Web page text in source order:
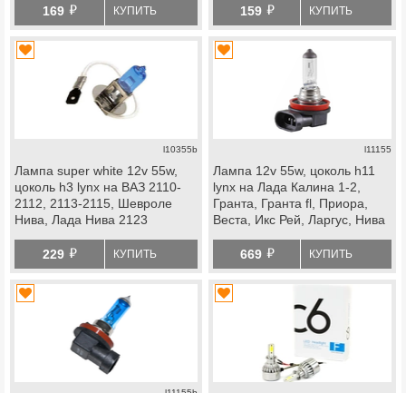
169 й КУПИТЬ 159 й КУПИТЬ
l10355b
Лампа super white 12v 55w,
цоколь h3 lynx на ВАЗ 2110-
2112, 2113-2115, Шевроле
Нива, Лада Нива 2123
229 й КУПИТЬ
l11155
Лампа 12v 55w, цоколь h11
lynx на Лада Калина 1-2,
Гранта, Гранта fl, Приора,
Веста, Икс Рей, Ларгус, Нива
Шевроле Нива, datsun
669 й КУПИТЬ